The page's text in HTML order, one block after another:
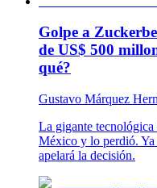
Golpe a
de US$ 500
qué?
Gustavo Márquez
La gigante
México y lo perdió. Ya
apelará la decisión.